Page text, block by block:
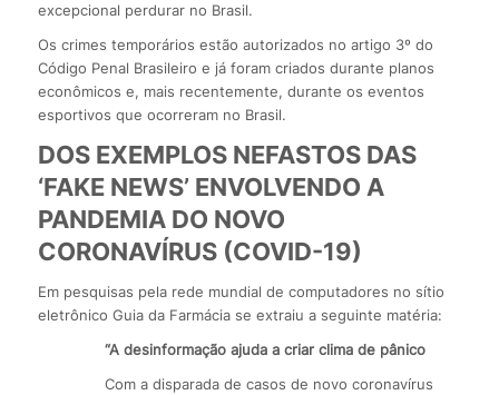
excepcional perdurar no Brasil.
Os crimes temporários estão autorizados no artigo 3º do
Código Penal Brasileiro e já foram criados durante planos
econômicos e, mais recentemente, durante os eventos
esportivos que ocorreram no Brasil.
DOS EXEMPLOS NEFASTOS DAS
‘FAKE NEWS’ ENVOLVENDO A
PANDEMIA DO NOVO
CORONAVÍRUS (COVID-19)
Em pesquisas pela rede mundial de computadores no sítio
eletrônico Guia da Farmácia se extraiu a seguinte matéria:
“A desinformação ajuda a criar clima de pânico
Com a disparada de casos de novo coronavírus